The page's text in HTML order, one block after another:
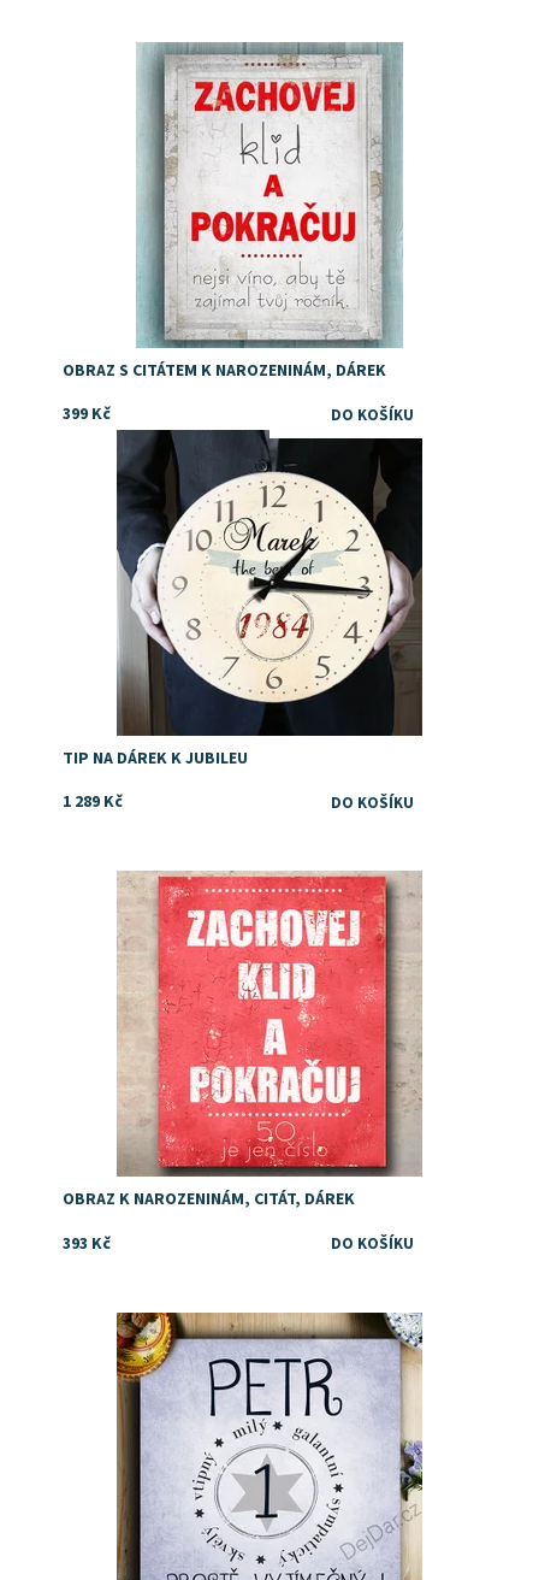
Dostupnost: Skladem
OBRAZ S CITÁTEM K NAROZENINÁM, DÁREK
399 Kč
Dostupnost:
Skladem
TIP NA DÁREK K JUBILEU
1 289 Kč
Dostupnost: Skladem
OBRAZ K NAROZENINÁM, CITÁT, DÁREK
393 Kč
Dostupnost:
Skladem
Značka:
DejDar